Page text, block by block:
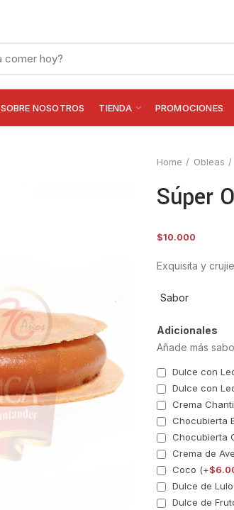
SOBRE NOSOTROS TIENDA PROMOCIONES
Home Obleas
Súper
$10.000
Exquisita y
Sabor
Adicionales
Añade más
Dulce con
Dulce con
Crema
Chocubierta
Chocubierta
Crema de
Coco (+$
Dulce de
Dulce de